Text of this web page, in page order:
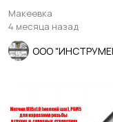
2363-0068, СССР
Макеевка
4 месяца назад